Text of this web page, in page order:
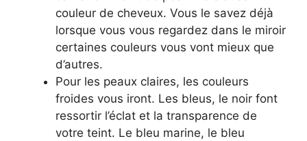
couleur de cheveux. Vous le savez déjà
lorsque vous vous regardez dans le miroir
certaines couleurs vous vont mieux que
d’autres.
Pour les peaux claires, les couleurs
froides vous iront. Les bleus, le noir font
ressortir l’éclat et la transparence de
votre teint. Le bleu marine, le bleu